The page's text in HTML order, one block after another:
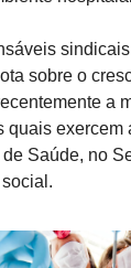
sobre o
a
quais exercem
Saúde, no